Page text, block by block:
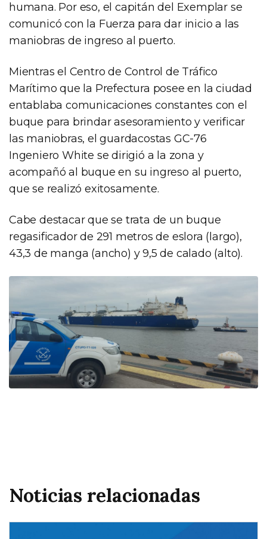
humana. Por eso, el capitán del Exemplar se
comunicó con la Fuerza para dar inicio a las
maniobras de ingreso al puerto.
Mientras el Centro de Control de Tráfico
Marítimo que la Prefectura posee en la ciudad
entablaba comunicaciones constantes con el
buque para brindar asesoramiento y verificar
las maniobras, el guardacostas GC-76
Ingeniero White se dirigió a la zona y
acompañó al buque en su ingreso al puerto,
que se realizó exitosamente.
Cabe destacar que se trata de un buque
regasificador de 291 metros de eslora (largo),
43,3 de manga (ancho) y 9,5 de calado (alto).
Noticias relacionadas